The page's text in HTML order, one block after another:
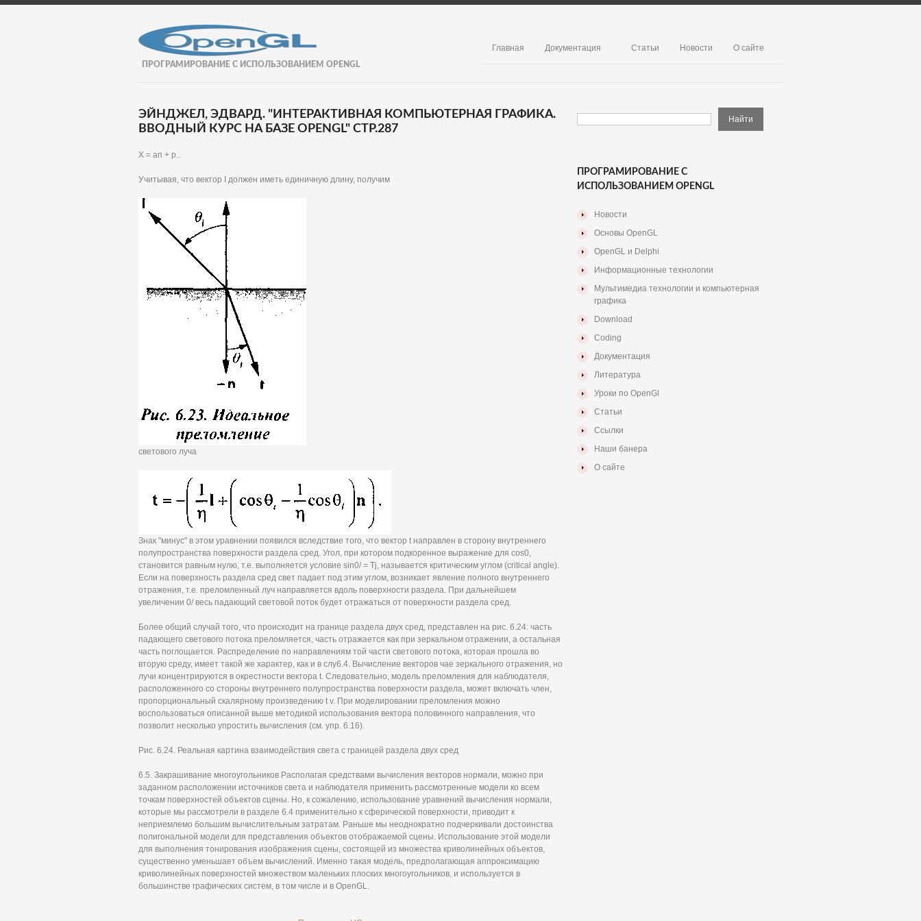
ПРОГРАМИРОВАНИЕ С ИСПОЛЬЗОВАНИЕМ OPENGL
Главная Документация Статьи Новости О сайте
ЭЙНДЖЕЛ, ЭДВАРД. "ИНТЕРАКТИВНАЯ КОМПЬЮТЕРНАЯ ГРАФИКА.
ВВОДНЫЙ КУРС НА БАЗЕ OPENGL" СТР.287
X = ап + р..
Учитывая, что вектор I должен иметь единичную длину, получим
светового луча
Знак "минус" в этом уравнении появился вследствие того, что вектор t направлен в сторону внутреннего
полупространства поверхности раздела сред. Угол, при котором подкоренное выражение для cos0,
становится равным нулю, т.е. выполняется условие sin0/ = Tj, называется критическим углом (critical angle).
Если на поверхность раздела сред свет падает под этим углом, возникает явление полного внутреннего
отражения, т.е. преломленный луч направляется вдоль поверхности раздела. При дальнейшем
увеличении 0/ весь падающий световой поток будет отражаться от поверхности раздела сред.
Более общий случай того, что происходит на границе раздела двух сред, представлен на рис. 6.24: часть
падающего светового потока преломляется, часть отражается как при зеркальном отражении, а остальная
часть поглощается. Распределение по направлениям той части светового потока, которая прошла во
вторую среду, имеет такой же характер, как и в слу6.4. Вычисление векторов чае зеркального отражения, но
лучи концентрируются в окрестности вектора t. Следовательно, модель преломления для наблюдателя,
расположенного со стороны внутреннего полупространства поверхности раздела, может включать член,
пропорциональный скалярному произведению t v. При моделировании преломления можно
воспользоваться описанной выше методикой использования вектора половинного направления, что
позволит несколько упростить вычисления (см. упр. 6.16).
Рис. 6.24. Реальная картина взаимодействия света с границей раздела двух сред
6.5. Закрашивание многоугольников Располагая средствами вычисления векторов нормали, можно при
заданном расположении источников света и наблюдателя применить рассмотренные модели ко всем
точкам поверхностей объектов сцены. Но, к сожалению, использование уравнений вычисления нормали,
которые мы рассмотрели в разделе 6.4 применительно к сферической поверхности, приводит к
неприемлемо большим вычислительным затратам. Раньше мы неоднократно подчеркивали достоинства
полигональной модели для представления объектов отображаемой сцены. Использование этой модели
для выполнения тонирования изображения сцены, состоящей из множества криволинейных объектов,
существенно уменьшает объем вычислений. Именно такая модель, предполагающая аппроксимацию
криволинейных поверхностей множеством маленьких плоских многоугольников, и используется в
большинстве графических систем, в том числе и в OpenGL.
ПРОГРАМИРОВАНИЕ С
ИСПОЛЬЗОВАНИЕМ OPENGL
Новости
Основы OpenGL
OpenGL и Delphi
Информационные технологии
Мультимедиа технологии и компьютерная
графика
Download
Coding
Документация
Литература
Уроки по OpenGl
Статьи
Ссылки
Наши банера
О сайте